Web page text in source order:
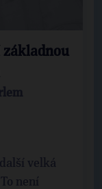
základnou
velká
není